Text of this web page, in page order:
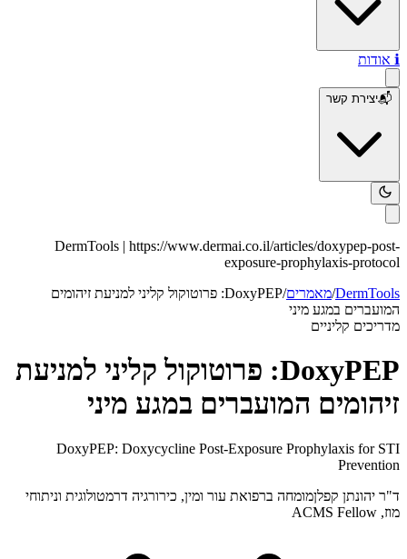
ℹ️ אודות
📬יצירת קשר
DermTools | https://www.dermai.co.il/articles/doxypep-post-
exposure-prophylaxis-protocol
DermTools
/מאמרים/
DoxyPEP: פרוטוקול קליני למניעת זיהומים
המועברים במגע מיני
מדריכים קליניים
DoxyPEP: פרוטוקול קליני למניעת
זיהומים המועברים במגע מיני
DoxyPEP: Doxycycline Post-Exposure Prophylaxis for STI
Prevention
ד"ר יהונתן קפלןמומחה ברפואת עור ומין, כירורגיה דרמטולוגית וניתוחי
מוז, ACMS Fellow